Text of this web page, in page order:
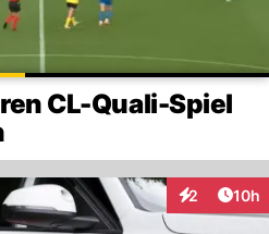
CL-Quali-Spiel
2
Interaktionen
10h